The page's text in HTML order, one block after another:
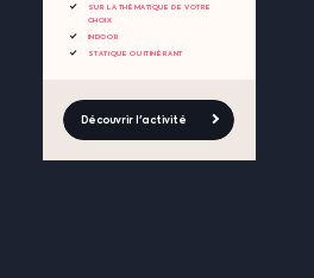
SUR LA THÉMATIQUE DE VOTRE
CHOIX
INDOOR
STATIQUE OU ITINÉRANT
Découvrir l'activité